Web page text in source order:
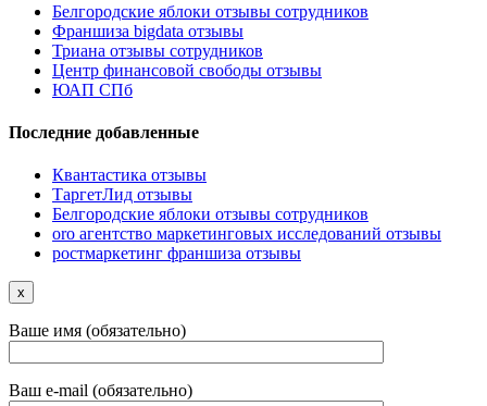
Белгородские яблоки отзывы сотрудников
Франшиза bigdata отзывы
Триана отзывы сотрудников
Центр финансовой свободы отзывы
ЮАП СПб
Последние добавленные
Квантастика отзывы
ТаргетЛид отзывы
Белгородские яблоки отзывы сотрудников
oro агентство маркетинговых исследований отзывы
ростмаркетинг франшиза отзывы
x
Ваше имя (обязательно)
Ваш e-mail (обязательно)